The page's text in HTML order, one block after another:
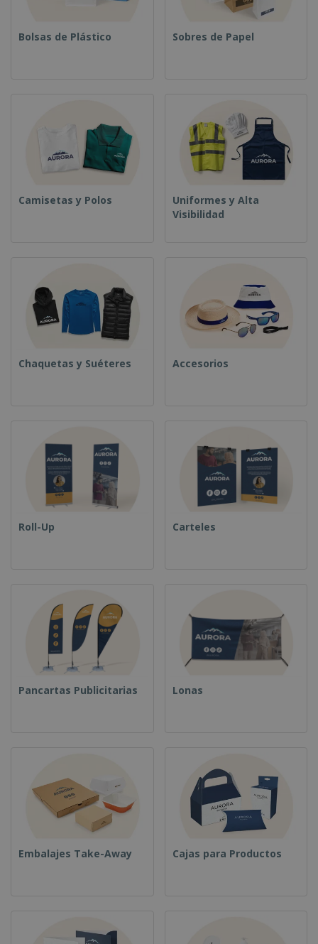
Bolsas de Plástico Sobres de Papel
Camisetas y Polos
Uniformes y Alta
Visibilidad
Chaquetas y Suéteres Accesorios
Roll-Up Carteles
Pancartas Publicitarias Lonas
Embalajes Take-Away Cajas para Productos